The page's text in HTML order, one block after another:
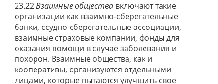
23.22Взаимные общества включают такие
организации как взаимно-сберегательные
банки, ссудно-сберегательные ассоциации,
взаимные страховые компании, фонды для
оказания помощи в случае заболевания и
похорон. Взаимные общества, как и
кооперативы, организуются отдельными
лицами, которые пытаются улучшить свое